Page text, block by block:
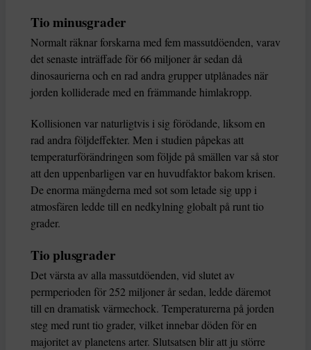
Tio minusgrader
Normalt räknar forskarna med fem massutdöenden, varav
det senaste inträffade för 66 miljoner år sedan då
dinosaurierna och en rad andra grupper utplånades när
jorden kolliderade med en främmande himlakropp.
Kollisionen var naturligtvis i sig förödande, liksom en
rad andra följdeffekter. Men i studien påpekas att
temperaturförändringen som följde på smällen var så stor
att den uppenbarligen var en huvudfaktor bakom krisen.
De enorma mängderna med sot som letade sig upp i
atmosfären ledde till en nedkylning globalt på runt tio
grader.
Tio plusgrader
Det värsta av alla massutdöenden, vid slutet av
permperioden för 252 miljoner år sedan, ledde däremot
till en dramatisk värmechock. Temperaturerna på jorden
steg med runt tio grader, vilket innebar döden för en
majoritet av planetens arter. Slutsatsen blir att ju större